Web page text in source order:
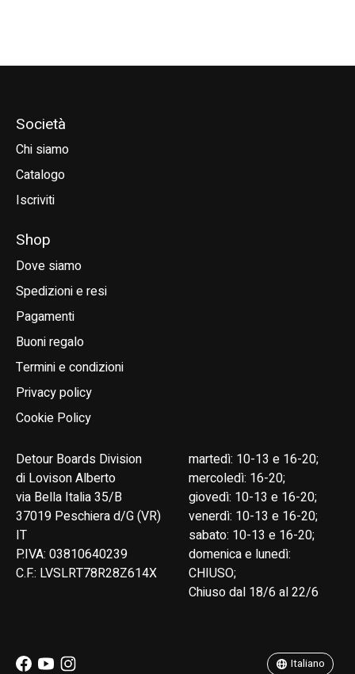
Società
Chi siamo
Catalogo
Iscriviti
Shop
Dove siamo
Spedizioni e resi
Pagamenti
Buoni regalo
Termini e condizioni
Privacy policy
Cookie Policy
Detour Boards Division
di Lovison Alberto
via Bella Italia 35/B
37019 Peschiera d/G (VR)
IT
P.IVA: 03810640239
C.F.: LVSLRT78R28Z614X
martedì: 10-13 e 16-20;
mercoledì: 16-20;
giovedì: 10-13 e 16-20;
venerdì: 10-13 e 16-20;
sabato: 10-13 e 16-20;
domenica e lunedì:
CHIUSO;
Chiuso dal 18/6 al 22/6
Italiano
English